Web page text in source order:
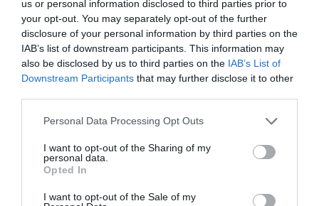
us or personal information disclosed to third parties prior to
your opt-out. You may separately opt-out of the further
disclosure of your personal information by third parties on the
IAB’s list of downstream participants. This information may
also be disclosed by us to third parties on the IAB’s List of
Downstream Participants that may further disclose it to other
Personal Data Processing Opt Outs
I want to opt-out of the Sharing of my
personal data.
Opted In
I want to opt-out of the Sale of my